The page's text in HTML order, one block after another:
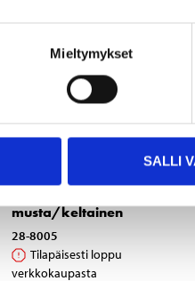
Mieltymykset
SALLI
Aurinkolasit, urheilu,
musta/keltainen
28-8005
Tilapäisesti loppu
verkkokaupasta